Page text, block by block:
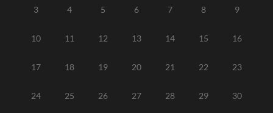
3 4 5 6 7 8 9
10 11 12 13 14 15 16
17 18 19 20 21 22 23
24 25 26 27 28 29 30